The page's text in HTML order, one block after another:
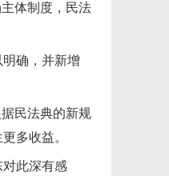
体制度，民法
确，并新增
民法典的新规
多收益。
此深有感